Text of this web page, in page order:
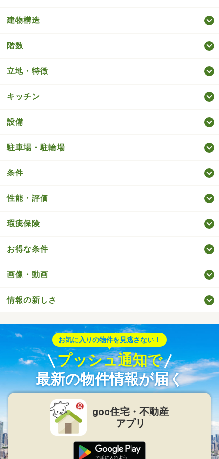
建物構造
階数
立地・特徴
キッチン
設備
駐車場・駐輪場
条件
性能・評価
瑕疵保険
お得な条件
画像・動画
情報の新しさ
お気に入りの物件を見逃さない！
プッシュ通知で
最新の物件情報が届く
goo住宅・不動産
アプリ